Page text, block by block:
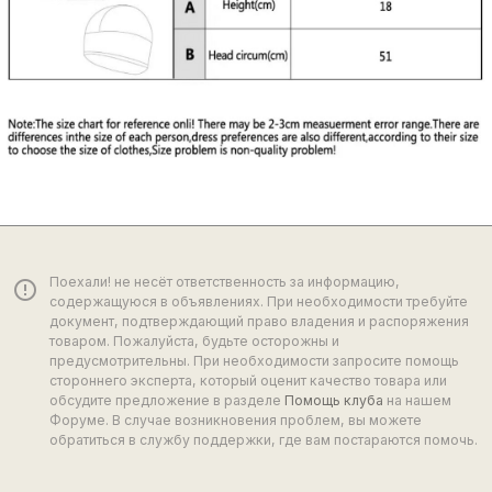
error_outline
Поехали! не несёт ответственность за информацию,
содержащуюся в объявлениях. При необходимости требуйте
документ, подтверждающий право владения и распоряжения
товаром. Пожалуйста, будьте осторожны и
предусмотрительны. При необходимости запросите помощь
стороннего эксперта, который оценит качество товара или
обсудите предложение в разделе Помощь клуба на нашем
Форуме. В случае возникновения проблем, вы можете
обратиться в службу поддержки, где вам постараются помочь.